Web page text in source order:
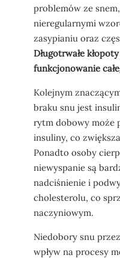
problemów ze
nieregularnymi
zasypianiu oraz
Długotrwałe
funkcjonowanie
Kolejnym
braku snu jest
rytm dobowy może
insuliny, co
Ponadto osoby
niewyspanie są
nadciśnienie i
cholesterolu, co
naczyniowym.
Niedobory snu
wpływ na procesy